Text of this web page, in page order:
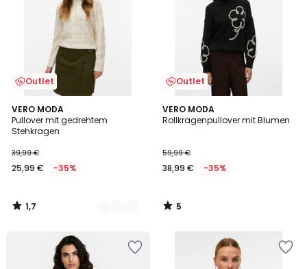
Outlet
VERO MODA
Pullover mit gedrehtem
Stehkragen
39,99 €
25,99 € -35%
1,7
/
5
3
Farben
1,7
/
Outlet
VERO MODA
Rollkragenpullover mit Blumen
59,99 €
38,99 € -35%
5
/
5
/